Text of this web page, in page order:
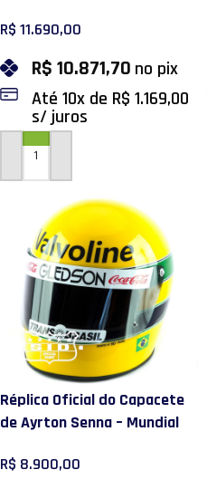
R$ 11.690,00
R$ 10.871,70 no pix
Até 10x de R$ 1.169,00
s/ juros
ADICIONAR AO CARRINHO
Réplica Oficial do Capacete
de Ayrton Senna – Mundial
R$ 8.900,00